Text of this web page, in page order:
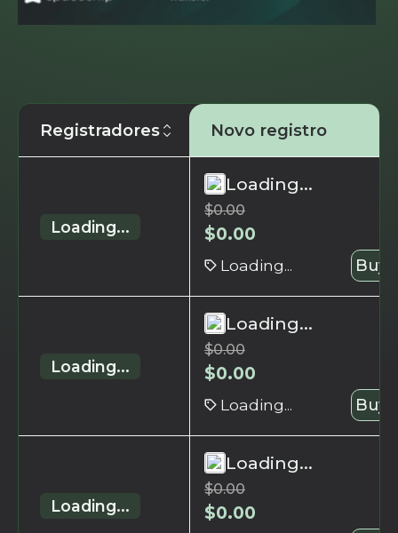
Registradores Novo registro
Loading...
Loading...
$0.00
$0.00
Loading... Buy
Loading...
Loading...
$0.00
$0.00
Loading... Buy
Loading...
Loading...
$0.00
$0.00